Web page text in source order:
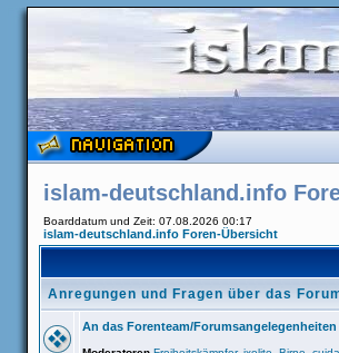
islam-deutschland.info
Boarddatum und Zeit: 07.08.2026 00:17
islam-deutschland.info Foren-Übersicht
Anregungen und Fragen über das
An das Forenteam/Forumsangelegenheiten